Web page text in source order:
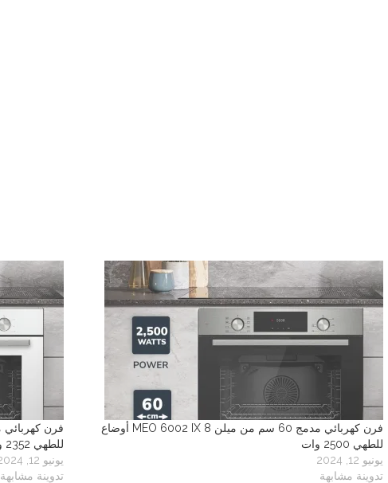
فرن كهربائي مدمج 60 سم من ميلن MEO 6002 IX 8 أوضاع
للطهي 2500 وات
يونيو 12, 2024
تدوينة مشابهة
للطهي 2352 وات
يونيو 12, 2024
تدوينة مشابهة